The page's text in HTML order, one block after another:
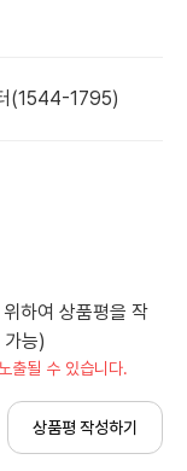
(1544-1795)
하여 상품평을 작
능)
출될 수 있습니다.
상품평 작성하기